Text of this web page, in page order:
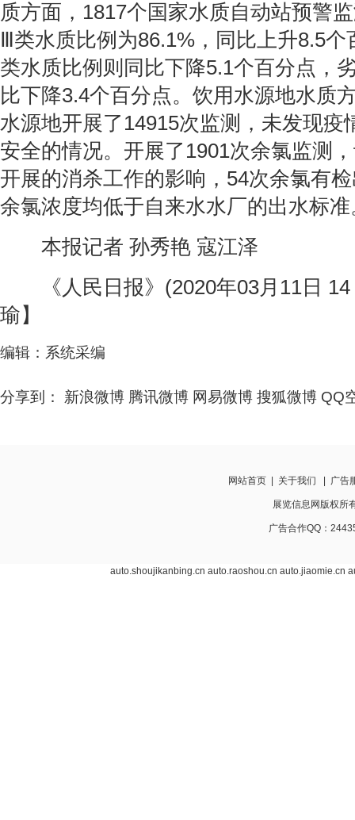
质方面，1817个国家水质自动站预警
Ⅲ类水质比例为86.1%，同比上升8.5
类水质比例则同比下降5.1个百分点，
比下降3.4个百分点。饮用水源地水质
水源地开展了14915次监测，未发现疫
安全的情况。开展了1901次余氯监测
开展的消杀工作的影响，54次余氯有
余氯浓度均低于自来水水厂的出水标准
本报记者 孙秀艳 寇江泽
《人民日报》(2020年03月11日
瑜】
编辑：系统采编
分享到： 新浪微博 腾讯微博 网易微博 搜狐微博 QQ
网站首页 关于我们 广告
展览信息网版权
广告合作QQ：
auto.shoujikanbing.cn auto.raoshou.cn auto.jiaomie.cn